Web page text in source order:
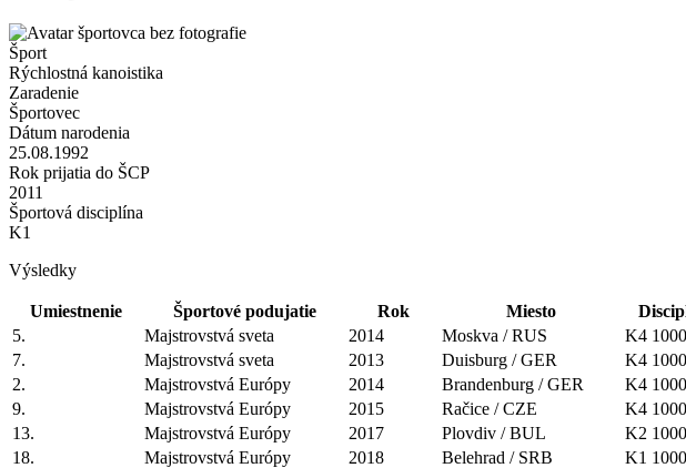
Šport
Rýchlostná kanoistika
Zaradenie
Športovec
Dátum narodenia
25.08.1992
Rok prijatia do ŠCP
2011
Športová disciplína
K1
Výsledky
Umiestnenie Športové podujatie Rok Miesto
5.
Majstrovstvá sveta 2014 Moskva / RUS
K4
7.
Majstrovstvá sveta 2013 Duisburg / GER
K4
2.
Majstrovstvá Európy 2014 Brandenburg / GER
K4
9.
Majstrovstvá Európy 2015 Račice / CZE
K4
13.
Majstrovstvá Európy 2017 Plovdiv / BUL
K2
18.
Majstrovstvá Európy 2018 Belehrad / SRB
K1